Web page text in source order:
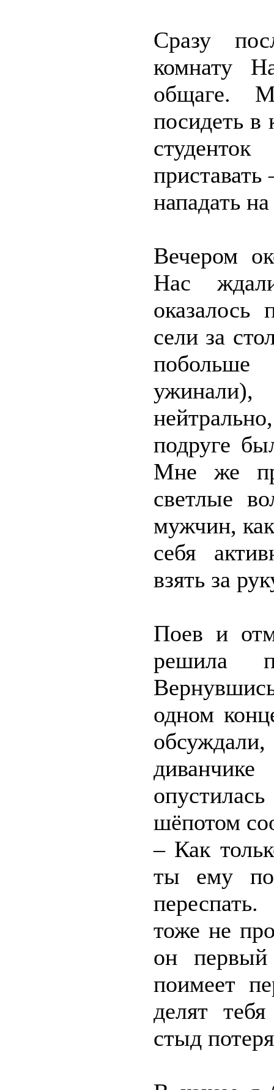
Сразу
комнату
общаге.
посидеть в
нападать
Вечером
Нас
сели за
подруге
Мне же
светлые
мужчин,
себя
взять за
Поев и
решила
одном
шёпотом
– Как
ты ему
тоже не
он
поимеет
делят
стыд